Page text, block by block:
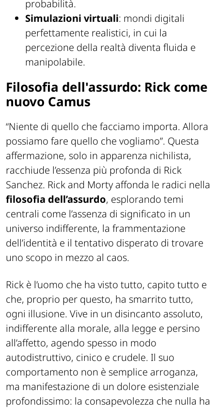
probabilità.
Simulazioni virtuali: mondi digitali
perfettamente realistici, in cui la
percezione della realtà diventa fluida e
manipolabile.
Filosofia dell'assurdo: Rick come
nuovo Camus
“Niente di quello che facciamo importa. Allora
possiamo fare quello che vogliamo”. Questa
affermazione, solo in apparenza nichilista,
racchiude l’essenza più profonda di Rick
Sanchez. Rick and Morty affonda le radici nella
filosofia dell’assurdo, esplorando temi
centrali come l’assenza di significato in un
universo indifferente, la frammentazione
dell’identità e il tentativo disperato di trovare
uno scopo in mezzo al caos.
Rick è l’uomo che ha visto tutto, capito tutto e
che, proprio per questo, ha smarrito tutto,
ogni illusione. Vive in un disincanto assoluto,
indifferente alla morale, alla legge e persino
all’affetto, agendo spesso in modo
autodistruttivo, cinico e crudele. Il suo
comportamento non è semplice arroganza,
ma manifestazione di un dolore esistenziale
profondissimo: la consapevolezza che nulla ha